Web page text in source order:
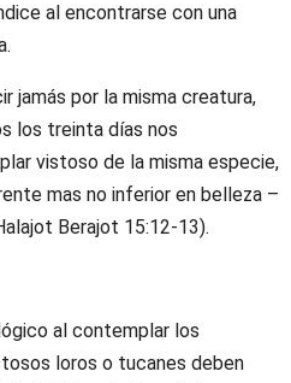
al encontrarse con una
jamás por la misma creatura,
los treinta días nos
vistoso de la misma especie,
mas no inferior en belleza –
Berajot 15:12-13).
al contemplar los
loros o tucanes deben